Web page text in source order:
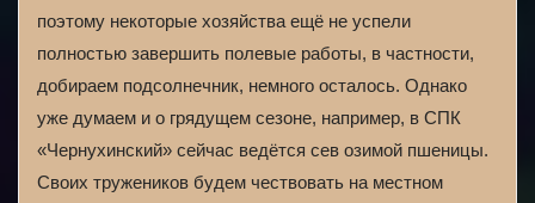
поэтому некоторые хозяйства ещё не успели
полностью завершить полевые работы, в частности,
добираем подсолнечник, немного осталось. Однако
уже думаем и о грядущем сезоне, например, в СПК
«Чернухинский» сейчас ведётся сев озимой пшеницы.
Своих тружеников будем чествовать на местном